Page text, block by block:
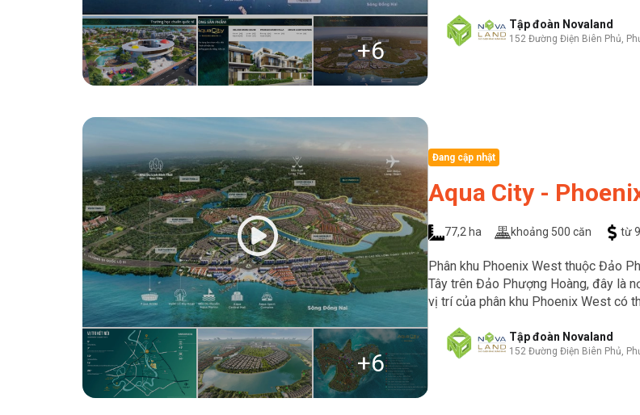
+6
Tập đoàn Novaland
152 Đường Điện Biên Phủ,
+6
Đang cập nhật
Aqua City -
77,2 ha khoảng 500 căn từ
Phân khu Phoenix West thuộc Đảo
Tây trên Đảo Phượng Hoàng, đây là
vị trí của phân khu Phoenix West có
Tập đoàn Novaland
152 Đường Điện Biên Phủ,